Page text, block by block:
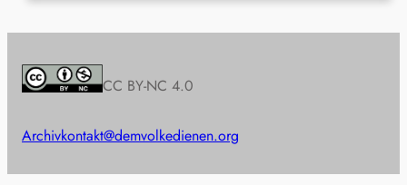
CC BY-NC 4.0
Archivkontakt@demvolkedienen.org